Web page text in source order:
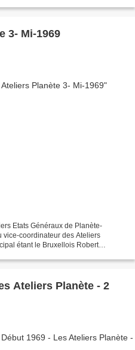
3- Mi-1969
Etats Généraux de Planète-
vice-coordinateur des Ateliers
étant le Bruxellois Robert
Ateliers Planète - 2